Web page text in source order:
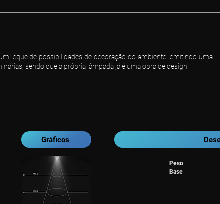
leque de possibilidades de decoração do ambiente, emitindo uma
sendo que a própria lâmpada já é uma obra de design.
Gráficos
Peso
Base